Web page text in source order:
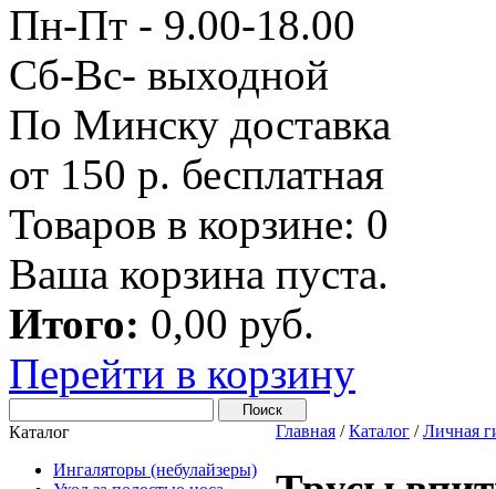
Пн-Пт - 9.00-18.00
Сб-Вс- выходной
По Минску доставка
от 150 р. бесплатная
Товаров в корзине: 0
Ваша корзина пуста.
Итого: 0,00 руб.
Перейти в корзину
Каталог
Ингаляторы (небулайзеры)
Главная /Каталог /Личная